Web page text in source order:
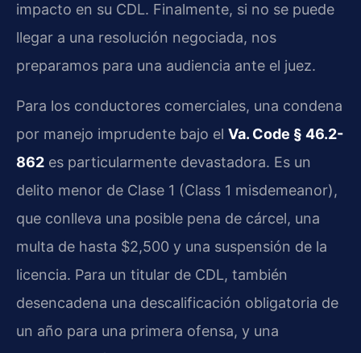
impacto en su CDL. Finalmente, si no se puede
llegar a una resolución negociada, nos
preparamos para una audiencia ante el juez.
Para los conductores comerciales, una condena
por manejo imprudente bajo el Va. Code § 46.2-
862 es particularmente devastadora. Es un
delito menor de Clase 1 (Class 1 misdemeanor),
que conlleva una posible pena de cárcel, una
multa de hasta $2,500 y una suspensión de la
licencia. Para un titular de CDL, también
desencadena una descalificación obligatoria de
un año para una primera ofensa, y una